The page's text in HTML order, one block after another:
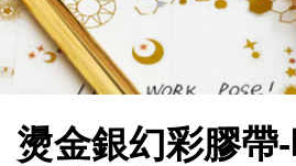
燙金銀幻彩膠帶